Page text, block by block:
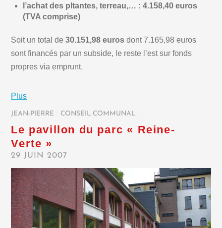
l’achat des pltantes, terreau,… : 4.158,40 euros
(TVA comprise)
Soit un total de30.151,98 euros dont 7.165,98 euros
sont financés par un subside, le reste l’est sur fonds
propres via emprunt.
Plus
JEAN-PIERRE CONSEIL COMMUNAL
Le pavillon du parc « Reine-
Verte »
29 JUIN 2007